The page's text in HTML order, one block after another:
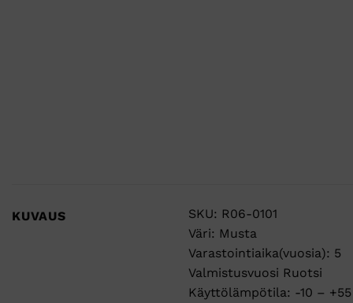
KUVAUS
SKU: R06-0101
Väri: Musta
Varastointiaika(vuosia): 5
Valmistusvuosi Ruotsi
Käyttölämpötila: -10 – +55